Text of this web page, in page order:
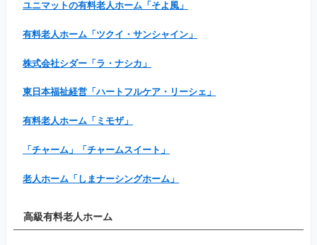
ユニマットの有料老人ホーム「そよ風」
有料老人ホーム「ツクイ・サンシャイン」
株式会社シダー「ラ・ナシカ」
東日本福祉経営「ハートフルケア・リーシェ」
有料老人ホーム「ミモザ」
「チャーム」「チャームスイート」
老人ホーム「しまナーシングホーム」
高級有料老人ホーム